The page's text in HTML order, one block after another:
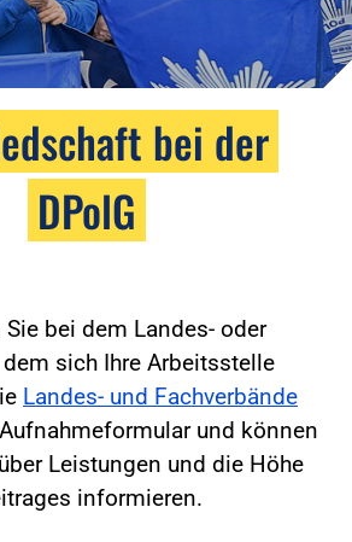
bei der
DPolG
bei dem Landes- oder
sich Ihre Arbeitsstelle
Landes- und Fachverbände
und können
Leistungen und die Höhe
informieren.